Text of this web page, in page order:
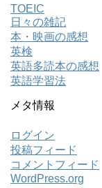
TOEIC
日々の雑記
本・映画の感想
英検
英語多読本の感想
英語学習法
メタ情報
ログイン
投稿フィード
コメントフィード
WordPress.org